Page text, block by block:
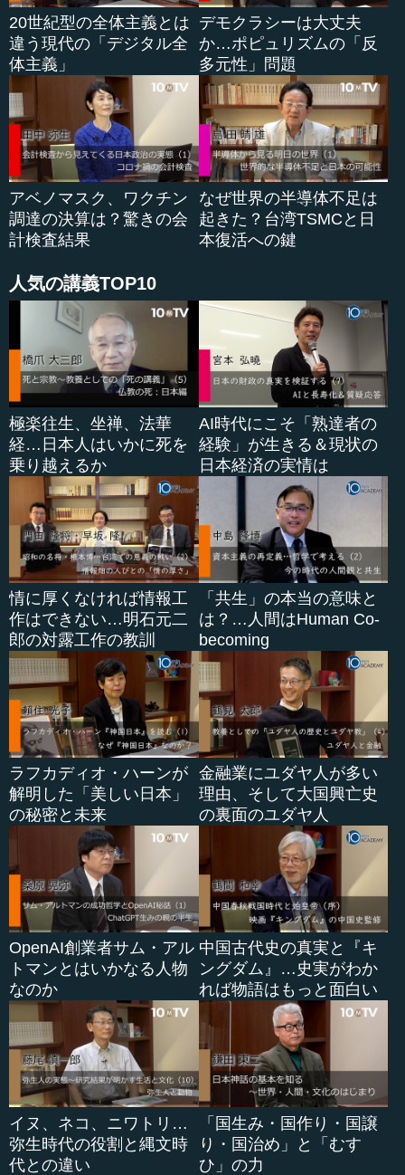
すが、これは通常、大きな景気後退前に現れる現象です。
詳細を後ほどご説明したいと思います。
最後に、同じく中長期的な話として為替の需給構造につ
いてお話しします。
●「見直し買い」による日本株上昇も、ドルベースで
はまだまだ割安
それでは、こちらの資料をご覧ください。まずは足許の
金融市場環境を、特に米国を中心に見ていきます。
このグラフは2019年のコロナ禍の発生前からの米株、金
利、為替などの動きです。濃い目の青い線が米株、赤い線
が米2年金利、その下の薄い青が10年金利、オレンジの階段
状の線は短期の政策金利の推移です。また、少し濃い紫色
の線が為替のドル円の値動きになります。
グラフの上の囲みにありますように、コロナ禍の発生
後、大規模な財政政策、金融緩和により株価は...
20世紀型の全体主義とは
違う現代の「デジタル全
体主義」
デモクラシーは大丈夫
か…ポピュリズムの「反
多元性」問題
アベノマスク、ワクチン
調達の決算は？驚きの会
計検査結果
なぜ世界の半導体不足は
起きた？台湾TSMCと日
本復活への鍵
人気の講義TOP10
極楽往生、坐禅、法華
経…日本人はいかに死を
乗り越えるか
AI時代にこそ「熟達者の
経験」が生きる＆現状の
日本経済の実情は
情に厚くなければ情報工
作はできない…明石元二
郎の対露工作の教訓
「共生」の本当の意味と
は？…人間はHuman Co-
becoming
ラフカディオ・ハーンが
解明した「美しい日本」
の秘密と未来
金融業にユダヤ人が多い
理由、そして大国興亡史
の裏面のユダヤ人
OpenAI創業者サム・アル
トマンとはいかなる人物
なのか
中国古代史の真実と『キ
ングダム』…史実がわか
れば物語はもっと面白い
イヌ、ネコ、ニワトリ…
弥生時代の役割と縄文時
代との違い
「国生み・国作り・国譲
り・国治め」と「むす
ひ」の力